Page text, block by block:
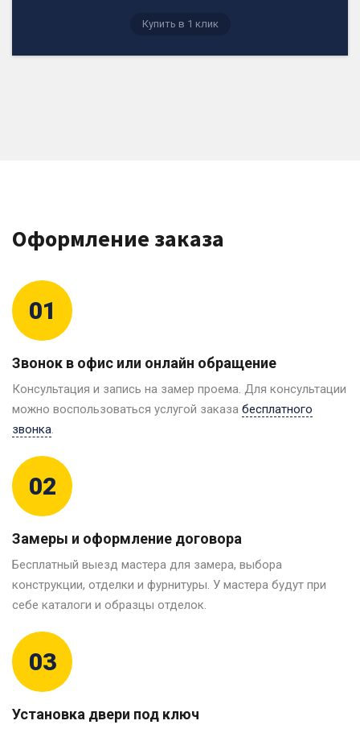
Купить в 1 клик
Оформление заказа
01
Звонок в офис или онлайн обращение
Консультация и запись на замер проема. Для консультации
можно воспользоваться услугой заказа бесплатного
звонка.
02
Замеры и оформление договора
Бесплатный выезд мастера для замера, выбора
конструкции, отделки и фурнитуры. У мастера будут при
себе каталоги и образцы отделок.
03
Установка двери под ключ